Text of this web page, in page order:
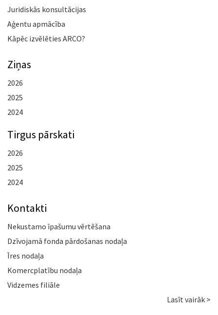
Juridiskās konsultācijas
Aģentu apmācība
Kāpēc izvēlēties ARCO?
Ziņas
2026
2025
2024
Tirgus pārskati
2026
2025
2024
Kontakti
Nekustamo īpašumu vērtēšana
Dzīvojamā fonda pārdošanas nodaļa
Īres nodaļa
Komercplatību nodaļa
Vidzemes filiāle
Lasīt vairāk >